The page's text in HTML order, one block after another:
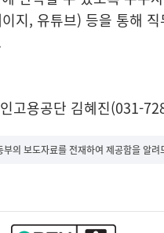
지, 유튜브) 등을 통해 직
고용공단 김혜진(031-
부의 보도자료를 전재하여 제공함을 알려